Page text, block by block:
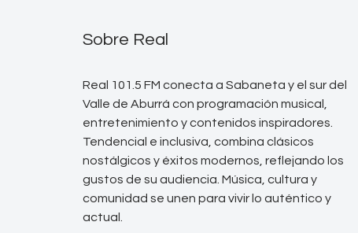
Sobre Real
Real 101.5 FM conecta a Sabaneta y el sur del
Valle de Aburrá con programación musical,
entretenimiento y contenidos inspiradores.
Tendencial e inclusiva, combina clásicos
nostálgicos y éxitos modernos, reflejando los
gustos de su audiencia. Música, cultura y
comunidad se unen para vivir lo auténtico y
actual.